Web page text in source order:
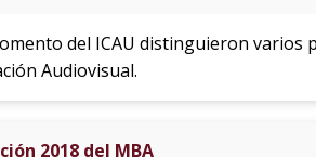
del ICAU distinguieron
Audiovisual.
2018 del MBA